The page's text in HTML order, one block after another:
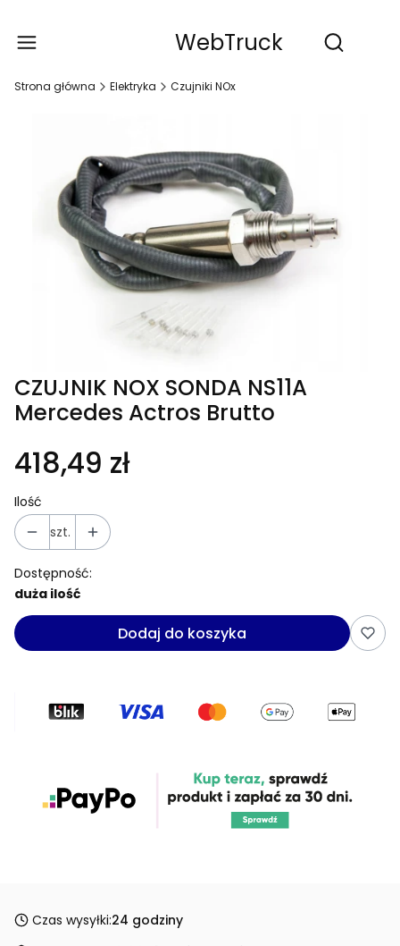
WebTruck Otwórz
Strona główna Elektryka Czujniki NOx
CZUJNIK NOX SONDA NS11A
Mercedes Actros Brutto
418,49 zł
Ilość
szt.
Dostępność:
duża ilość
Dodaj do koszyka
Czas wysyłki:24 godziny